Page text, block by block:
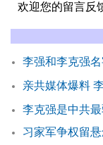
欢迎您的留言反
李强和李克强名
亲共媒体爆料
李克强是中共
习家军争权留